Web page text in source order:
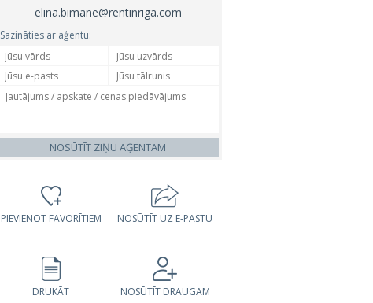
elina.bimane@rentinriga.com
Sazināties ar aģentu:
NOSŪTĪT ZIŅU AĢENTAM
PIEVIENOT FAVORĪTIEM NOSŪTĪT UZ E-PASTU
DRUKĀT NOSŪTĪT DRAUGAM